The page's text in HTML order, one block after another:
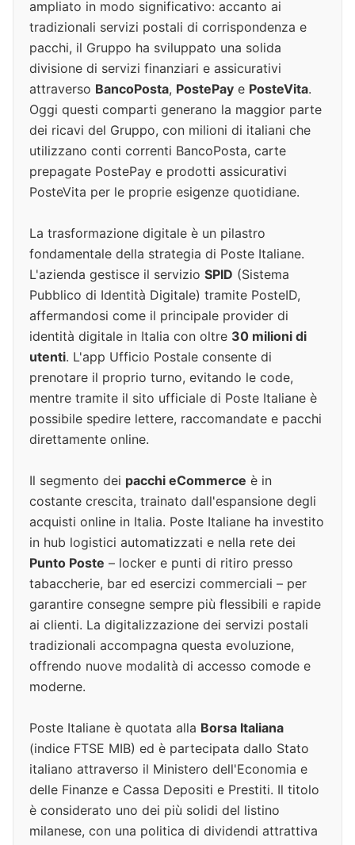
ampliato in modo significativo: accanto ai
tradizionali servizi postali di corrispondenza e
pacchi, il Gruppo ha sviluppato una solida
divisione di servizi finanziari e assicurativi
attraverso BancoPosta, PostePay e PosteVita.
Oggi questi comparti generano la maggior parte
dei ricavi del Gruppo, con milioni di italiani che
utilizzano conti correnti BancoPosta, carte
prepagate PostePay e prodotti assicurativi
PosteVita per le proprie esigenze quotidiane.
La trasformazione digitale è un pilastro
fondamentale della strategia di Poste Italiane.
L'azienda gestisce il servizio SPID (Sistema
Pubblico di Identità Digitale) tramite PosteID,
affermandosi come il principale provider di
identità digitale in Italia con oltre 30 milioni di
utenti. L'app Ufficio Postale consente di
prenotare il proprio turno, evitando le code,
mentre tramite il sito ufficiale di Poste Italiane è
possibile spedire lettere, raccomandate e pacchi
direttamente online.
Il segmento dei pacchi eCommerce è in
costante crescita, trainato dall'espansione degli
acquisti online in Italia. Poste Italiane ha investito
in hub logistici automatizzati e nella rete dei
Punto Poste – locker e punti di ritiro presso
tabaccherie, bar ed esercizi commerciali – per
garantire consegne sempre più flessibili e rapide
ai clienti. La digitalizzazione dei servizi postali
tradizionali accompagna questa evoluzione,
offrendo nuove modalità di accesso comode e
moderne.
Poste Italiane è quotata alla Borsa Italiana
(indice FTSE MIB) ed è partecipata dallo Stato
italiano attraverso il Ministero dell'Economia e
delle Finanze e Cassa Depositi e Prestiti. Il titolo
è considerato uno dei più solidi del listino
milanese, con una politica di dividendi attrattiva